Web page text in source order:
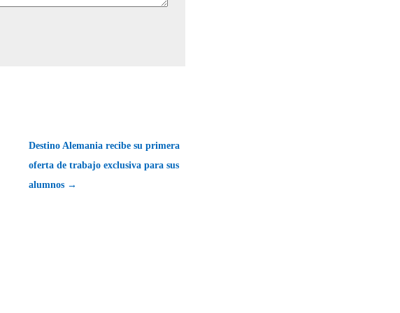
Destino Alemania recibe su primera
oferta de trabajo exclusiva para sus
alumnos →